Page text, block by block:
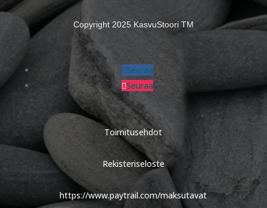
Copyright 2025 KasvuStoori TM
Seuraa
Seuraa
Toimitusehdot
Rekisteriseloste
https://www.paytrail.com/maksutavat